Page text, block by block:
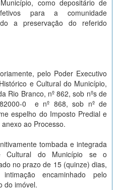
como depositário de
para a comunidade
a preservação do referido
pelo Poder Executivo
e Cultural do Município,
Rio Branco, nº 862, sob nºs de
0 e nº 868, sob nº de
espelho do Imposto Predial e
ao Processo.
tombada e integrada
Cultural do Município se o
no prazo de 15 (quinze) dias,
encaminhado pelo
do imóvel.